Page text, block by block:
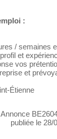
:
/ semaines
et
vos
et
Étienne
Annonce
publiée le 28/